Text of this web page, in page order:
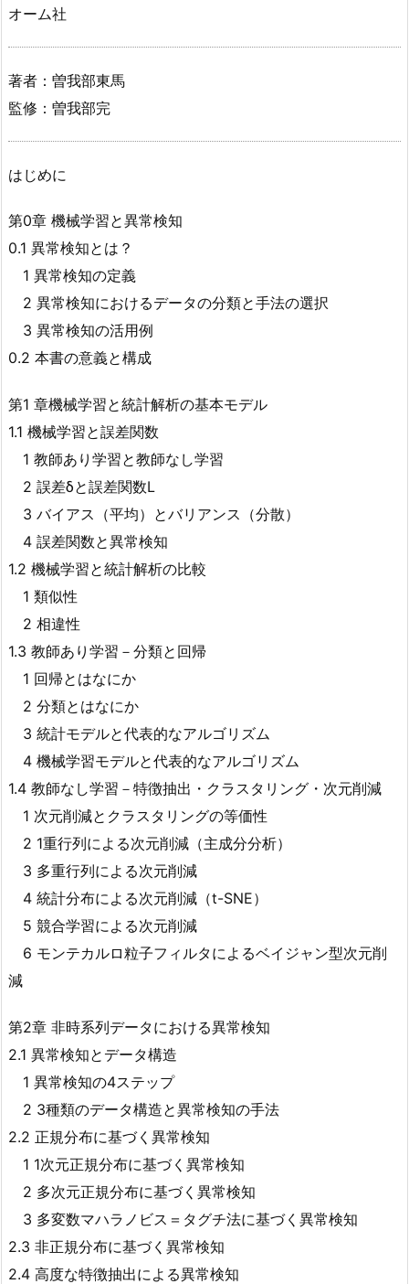
オーム社
著者：曽我部東馬
監修：曽我部完
はじめに
第0章 機械学習と異常検知
0.1 異常検知とは？
1 異常検知の定義
2 異常検知におけるデータの分類と手法の選択
3 異常検知の活用例
0.2 本書の意義と構成
第1 章機械学習と統計解析の基本モデル
1.1 機械学習と誤差関数
1 教師あり学習と教師なし学習
2 誤差δと誤差関数L
3 バイアス（平均）とバリアンス（分散）
4 誤差関数と異常検知
1.2 機械学習と統計解析の比較
1 類似性
2 相違性
1.3 教師あり学習－分類と回帰
1 回帰とはなにか
2 分類とはなにか
3 統計モデルと代表的なアルゴリズム
4 機械学習モデルと代表的なアルゴリズム
1.4 教師なし学習－特徴抽出・クラスタリング・次元削減
1 次元削減とクラスタリングの等価性
2 1重行列による次元削減（主成分分析）
3 多重行列による次元削減
4 統計分布による次元削減（t-SNE）
5 競合学習による次元削減
6 モンテカルロ粒子フィルタによるベイジャン型次元削
減
第2章 非時系列データにおける異常検知
2.1 異常検知とデータ構造
1 異常検知の4ステップ
2 3種類のデータ構造と異常検知の手法
2.2 正規分布に基づく異常検知
1 1次元正規分布に基づく異常検知
2 多次元正規分布に基づく異常検知
3 多変数マハラノビス＝タグチ法に基づく異常検知
2.3 非正規分布に基づく異常検知
2.4 高度な特徴抽出による異常検知